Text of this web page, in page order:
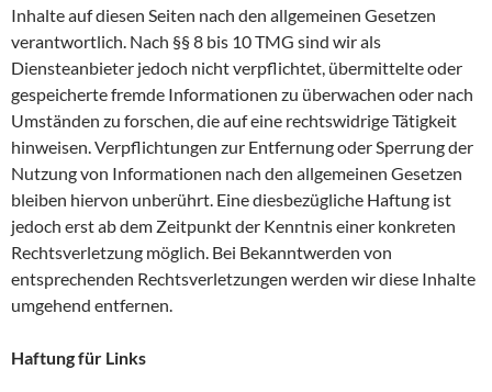
Inhalte auf diesen Seiten nach den allgemeinen Gesetzen
verantwortlich. Nach §§ 8 bis 10 TMG sind wir als
Diensteanbieter jedoch nicht verpflichtet, übermittelte oder
gespeicherte fremde Informationen zu überwachen oder nach
Umständen zu forschen, die auf eine rechtswidrige Tätigkeit
hinweisen. Verpflichtungen zur Entfernung oder Sperrung der
Nutzung von Informationen nach den allgemeinen Gesetzen
bleiben hiervon unberührt. Eine diesbezügliche Haftung ist
jedoch erst ab dem Zeitpunkt der Kenntnis einer konkreten
Rechtsverletzung möglich. Bei Bekanntwerden von
entsprechenden Rechtsverletzungen werden wir diese Inhalte
umgehend entfernen.
Haftung für Links